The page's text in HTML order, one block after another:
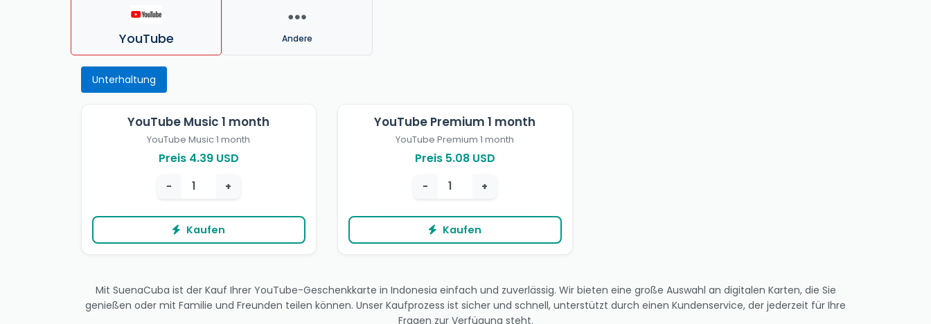
YouTube Andere
Unterhaltung
YouTube Music 1 month
YouTube Music 1 month
Preis 4.39 USD
− +
Kaufen
YouTube Premium 1 month
YouTube Premium 1 month
Preis 5.08 USD
− +
Kaufen
Mit SuenaCuba ist der Kauf Ihrer YouTube-Geschenkkarte in Indonesia einfach und zuverlässig. Wir bieten eine große Auswahl an digitalen Karten, die Sie
genießen oder mit Familie und Freunden teilen können. Unser Kaufprozess ist sicher und schnell, unterstützt durch einen Kundenservice, der jederzeit für Ihre
Fragen zur Verfügung steht.